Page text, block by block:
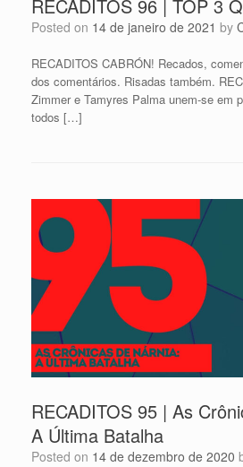
RECADITOS 96 | TOP 3
Posted on 14 de janeiro de 2021 by
RECADITOS CABRÓN! Recados,
dos comentários. Risadas também.
Zimmer e Tamyres Palma unem-se em
todos […]
RECADITOS 95 | As
A Última Batalha
Posted on 14 de dezembro de 2020